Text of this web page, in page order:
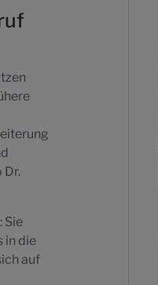
Dr.
Sie
in die
auf